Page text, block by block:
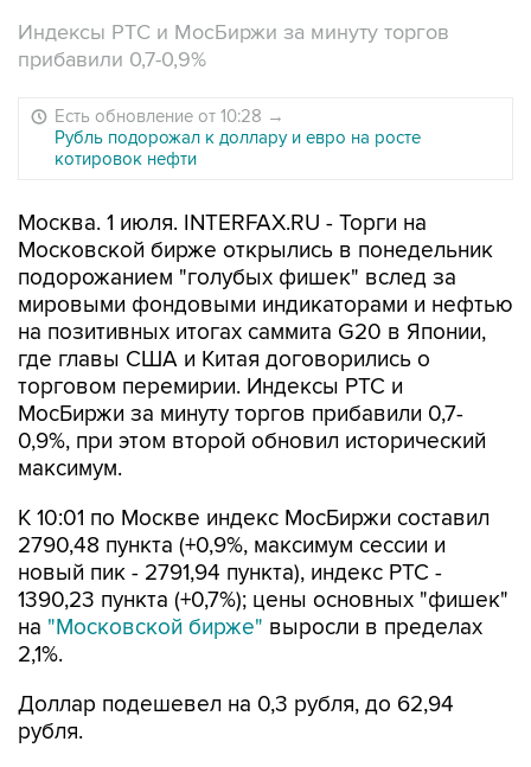
Индексы РТС и МосБиржи за минуту торгов
прибавили 0,7-0,9%
Есть обновление от 10:28 →
Рубль подорожал к доллару и евро на росте
котировок нефти
Москва. 1 июля. INTERFAX.RU - Торги на
Московской бирже открылись в понедельник
подорожанием "голубых фишек" вслед за
мировыми фондовыми индикаторами и нефтью
на позитивных итогах саммита G20 в Японии,
где главы США и Китая договорились о
торговом перемирии. Индексы РТС и
МосБиржи за минуту торгов прибавили 0,7-
0,9%, при этом второй обновил исторический
максимум.
К 10:01 по Москве индекс МосБиржи составил
2790,48 пункта (+0,9%, максимум сессии и
новый пик - 2791,94 пункта), индекс РТС -
1390,23 пункта (+0,7%); цены основных "фишек"
на "Московской бирже" выросли в пределах
2,1%.
Доллар подешевел на 0,3 рубля, до 62,94
рубля.